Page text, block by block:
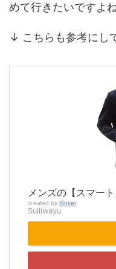
めて行きたいですよ
↓ こちらも参考にし
メンズの【スマー
created by Rinker
Sulliwayu